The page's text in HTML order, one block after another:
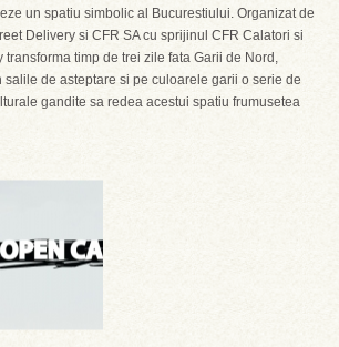
un spatiu simbolic al Bucurestiului. Organizat de
Delivery si CFR SA cu sprijinul CFR Calatori si
transforma timp de trei zile fata Garii de Nord,
de asteptare si pe culoarele garii o serie de
gandite sa redea acestui spatiu frumusetea